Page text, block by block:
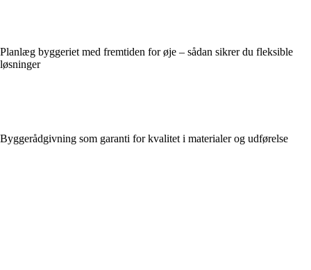
Planlæg byggeriet med fremtiden for øje – sådan sikrer du fleksible
løsninger
Byggerådgivning som garanti for kvalitet i materialer og udførelse